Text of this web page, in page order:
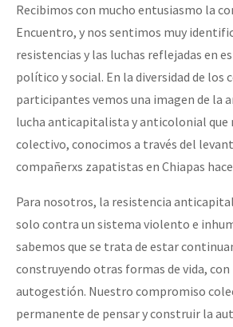
Fotorreportaje
Video
Otras secciones
Semillero Guerra contra la Humanidad.
la naturaleza bajo asedio)
Libros para descargar
Medios Libres
Eventos
Contacto
Recibimos con mucho entusiasmo la
Encuentro, y nos sentimos muy
resistencias y las luchas reflejadas en
político y social. En la diversidad de los
participantes vemos una imagen de la
lucha anticapitalista y anticolonial que
colectivo, conocimos a través del
compañerxs zapatistas en Chiapas hace
Para nosotros, la resistencia
solo contra un sistema violento e
sabemos que se trata de estar
construyendo otras formas de vida,
autogestión. Nuestro compromiso
permanente de pensar y construir la